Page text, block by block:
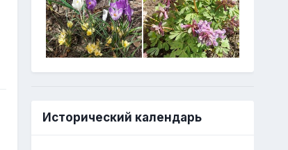
Исторический календарь